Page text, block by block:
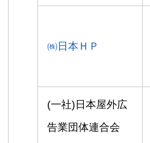
㈱日本ＨＰ
(一社)日本屋外広
告業団体連合会